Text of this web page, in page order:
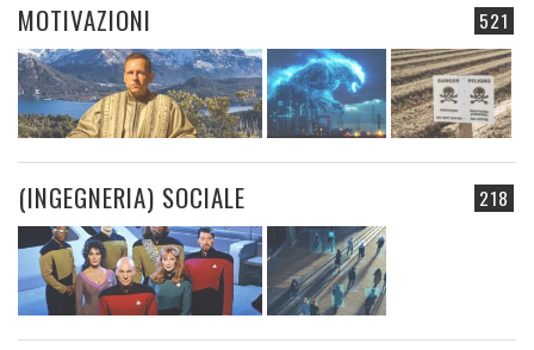
521
MOTIVAZIONI
218
(INGEGNERIA) SOCIALE